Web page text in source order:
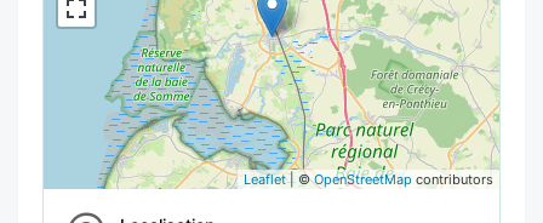
Leaflet| ©OpenStreetMap contributors